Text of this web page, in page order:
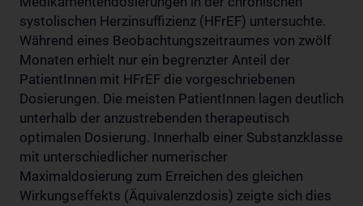
systolischen Herzinsuffizienz (HFrEF) untersuchte.
Während eines Beobachtungszeitraumes von zwölf
Monaten erhielt nur ein begrenzter Anteil der
PatientInnen mit HFrEF die vorgeschriebenen
Dosierungen. Die meisten PatientInnen lagen deutlich
unterhalb der anzustrebenden therapeutisch
optimalen Dosierung. Innerhalb einer Substanzklasse
mit unterschiedlicher numerischer
Maximaldosierung zum Erreichen des gleichen
Wirkungseffekts (Äquivalenzdosis) zeigte sich dies